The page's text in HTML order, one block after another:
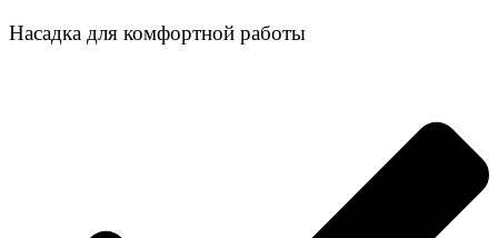
Насадка для комфортной работы